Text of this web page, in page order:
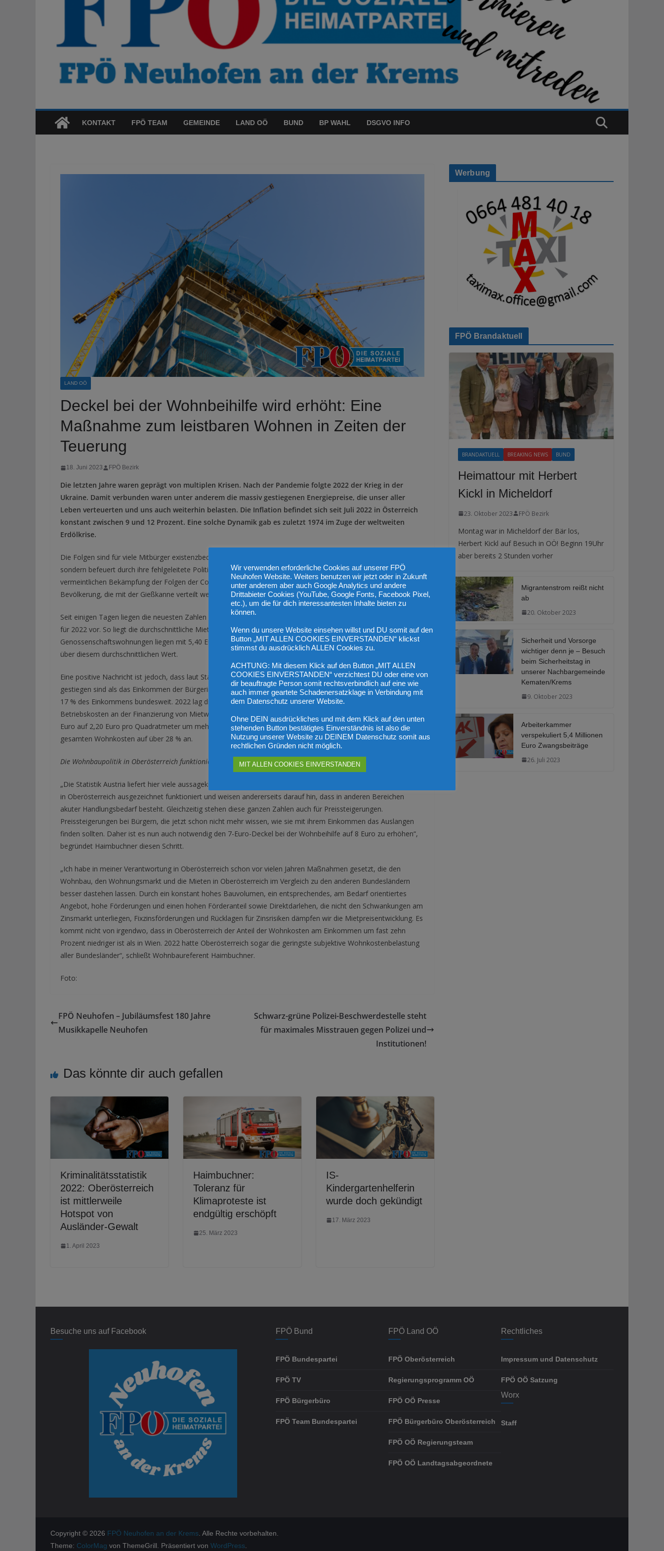
KONTAKT FPÖ TEAM GEMEINDE LAND OÖ BUND BP WAHL DSGVO INFO
LAND OÖ
Deckel bei der Wohnbeihilfe wird erhöht: Eine
Maßnahme zum leistbaren Wohnen in Zeiten der
Teuerung
18. Juni 2023 FPÖ Bezirk
Die letzten Jahre waren geprägt von multiplen Krisen. Nach der Pandemie folgte 2022 der Krieg in der
Ukraine. Damit verbunden waren unter anderem die massiv gestiegenen Energiepreise, die unser aller
Leben verteuerten und uns auch weiterhin belasten. Die Inflation befindet sich seit Juli 2022 in Österreich
konstant zwischen 9 und 12 Prozent. Eine solche Dynamik gab es zuletzt 1974 im Zuge der weltweiten
Erdölkrise.
Die Folgen sind für viele Mitbürger existenzbedrohend. Zudem schafft die Bundesregierung keinerlei Lösungen,
sondern befeuert durch ihre fehlgeleitete Politik die Inflation weiter an. Die horrenden Ausgaben zur
vermeintlichen Bekämpfung der Folgen der Corona-Pandemie oder die milliardenhohen Zuschüsse an die
Bevölkerung, die mit der Gießkanne verteilt werden, sorgen beispielsweise für eine weitere Erhitzung.
Seit einigen Tagen liegen die neuesten Zahlen der Statistik Austria zur Nettomiete (inkl. USt. ohne Betriebskosten)
für 2022 vor. So liegt die durchschnittliche Miete in Oberösterreich bei 6 Euro pro Quadratmeter.
Genossenschaftswohnungen liegen mit 5,40 Euro unter diesem Wert, private Vermietungen mit 6,90 Euro deutlich
über diesem durchschnittlichen Wert.
Eine positive Nachricht ist jedoch, dass laut Statistik Austria in den letzten zehn Jahren die Wohnkosten weniger
gestiegen sind als das Einkommen der Bürgerinnen und Bürger. So betrug der Anteil der Wohnkosten 2012 noch
17 % des Einkommens bundesweit. 2022 lag dieser Wert bei 16 %. Besorgniserregend ist jedoch der Anteil der
Betriebskosten an der Finanzierung von Mietwohnungen. In den vergangenen zehn Jahren stiegen diese von 1,60
Euro auf 2,20 Euro pro Quadratmeter um mehr als 37 %. Dadurch stieg auch der Betriebskostenanteil an den
gesamten Wohnkosten auf über 28 % an.
Die Wohnbaupolitik in Oberösterreich funktioniert
„Die Statistik Austria liefert hier viele aussagekräftige Zahlen. Diese beweisen einerseits, dass die Wohnbaupolitik
in Oberösterreich ausgezeichnet funktioniert und weisen andererseits darauf hin, dass in anderen Bereichen
akuter Handlungsbedarf besteht. Gleichzeitig stehen diese ganzen Zahlen auch für Preissteigerungen.
Preissteigerungen bei Bürgern, die jetzt schon nicht mehr wissen, wie sie mit ihrem Einkommen das Auslangen
finden sollten. Daher ist es nun auch notwendig den 7-Euro-Deckel bei der Wohnbeihilfe auf 8 Euro zu erhöhen“,
begründet Haimbuchner diesen Schritt.
„Ich habe in meiner Verantwortung in Oberösterreich schon vor vielen Jahren Maßnahmen gesetzt, die den
Wohnbau, den Wohnungsmarkt und die Mieten in Oberösterreich im Vergleich zu den anderen Bundesländern
besser dastehen lassen. Durch ein konstant hohes Bauvolumen, ein entsprechendes, am Bedarf orientiertes
Angebot, hohe Förderungen und einen hohen Förderanteil sowie Direktdarlehen, die nicht den Schwankungen am
Zinsmarkt unterliegen, Fixzinsförderungen und Rücklagen für Zinsrisiken dämpfen wir die Mietpreisentwicklung. Es
kommt nicht von irgendwo, dass in Oberösterreich der Anteil der Wohnkosten am Einkommen um fast zehn
Prozent niedriger ist als in Wien. 2022 hatte Oberösterreich sogar die geringste subjektive Wohnkostenbelastung
aller Bundesländer“, schließt Wohnbaureferent Haimbuchner.
Foto:
FPÖ Neuhofen – Jubiläumsfest 180 Jahre
Musikkapelle Neuhofen
Schwarz-grüne Polizei-Beschwerdestelle steht
für maximales Misstrauen gegen Polizei und
Institutionen!
Das könnte dir auch gefallen
Kriminalitätsstatistik
2022: Oberösterreich
ist mittlerweile
Hotspot von
Ausländer-Gewalt
1. April 2023
Haimbuchner:
Toleranz für
Klimaproteste ist
endgültig erschöpft
25. März 2023
IS-
Kindergartenhelferin
wurde doch gekündigt
17. März 2023
Werbung
FPÖ Brandaktuell
BRANDAKTUELL BREAKING NEWS BUND
Heimattour mit Herbert
Kickl in Micheldorf
23. Oktober 2023 FPÖ Bezirk
Montag war in Micheldorf der Bär los,
Herbert Kickl auf Besuch in OÖ! Beginn 19Uhr
aber bereits 2 Stunden vorher
Migrantenstrom reißt nicht
ab
20. Oktober 2023
Sicherheit und Vorsorge
wichtiger denn je – Besuch
beim Sicherheitstag in
unserer Nachbargemeinde
Kematen/Krems
9. Oktober 2023
Arbeiterkammer
verspekuliert 5,4 Millionen
Euro Zwangsbeiträge
26. Juli 2023
Besuche uns auf Facebook FPÖ Bund
FPÖ Bundespartei
FPÖ TV
FPÖ Bürgerbüro
FPÖ Team Bundespartei
FPÖ Land OÖ
FPÖ Oberösterreich
Regierungsprogramm OÖ
FPÖ OÖ Presse
FPÖ Bürgerbüro Oberösterreich
FPÖ OÖ Regierungsteam
FPÖ OÖ Landtagsabgeordnete
Rechtliches
Impressum und Datenschutz
FPÖ OÖ Satzung
Worx
Staff
Copyright © 2026 FPÖ Neuhofen an der Krems . Alle Rechte vorbehalten.
Theme: ColorMag von ThemeGrill. Präsentiert von WordPress
Wir verwenden erforderliche Cookies auf unserer FPÖ
Neuhofen Website. Weiters benutzen wir jetzt oder in Zukunft
unter anderem aber auch Google Analytics und andere
Drittabieter Cookies (YouTube, Google Fonts, Facebook Pixel,
etc.), um die für dich interessantesten Inhalte bieten zu
können.
Wenn du unsere Website einsehen willst und DU somit auf den
Button „MIT ALLEN COOKIES EINVERSTANDEN“ klickst
stimmst du ausdrücklich ALLEN Cookies zu.
ACHTUNG: Mit diesem Klick auf den Button „MIT ALLEN
COOKIES EINVERSTANDEN“ verzichtest DU oder eine von
dir beauftragte Person somit rechtsverbindlich auf eine wie
auch immer geartete Schadenersatzklage in Verbindung mit
dem Datenschutz unserer Website.
Ohne DEIN ausdrückliches und mit dem Klick auf den unten
stehenden Button bestätigtes Einverständnis ist also die
Nutzung unserer Website zu DEINEM Datenschutz somit aus
rechtlichen Gründen nicht möglich.
MIT ALLEN COOKIES EINVERSTANDEN